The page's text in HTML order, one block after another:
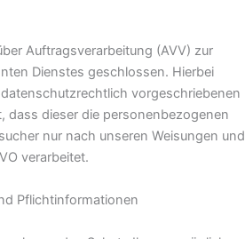
Auftragsverarbeitung (AVV) zur
Dienstes geschlossen. Hierbei
vorgeschriebenen
dass dieser die personenbezogenen
nur nach unseren Weisungen und
verarbeitet.
Pflicht­informationen